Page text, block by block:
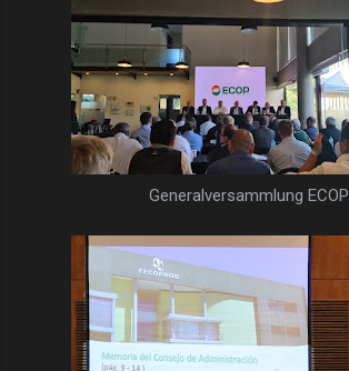
Generalversammlung ECOP